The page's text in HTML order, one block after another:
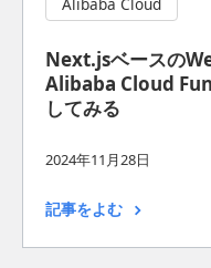
Next.jsベースの
Alibaba Cloud
してみる
2024年11月28日
記事をよむ